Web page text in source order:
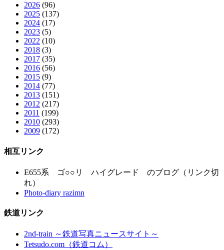
2026 (96)
2025 (137)
2024 (17)
2023 (5)
2022 (10)
2018 (3)
2017 (35)
2016 (56)
2015 (9)
2014 (77)
2013 (151)
2012 (217)
2011 (199)
2010 (293)
2009 (172)
相互リンク
E655系 ゴ○○リ ハイグレード のブログ（リンク切
れ）
Photo-diary razimn
鉄道リンク
2nd-train ～鉄道写真ニュースサイト～
Tetsudo.com（鉄道コム）